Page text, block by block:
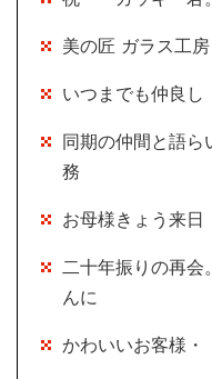
美の匠 ガラス工
いつまでも仲良し
同期の仲間と語ら
務
お母様きょう来日
二十年振りの再会
んに
かわいいお客様